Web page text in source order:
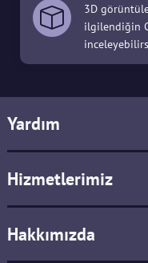
3D
ilgilendiğin
Yardım
Hizmetlerimiz
Hakkımızda